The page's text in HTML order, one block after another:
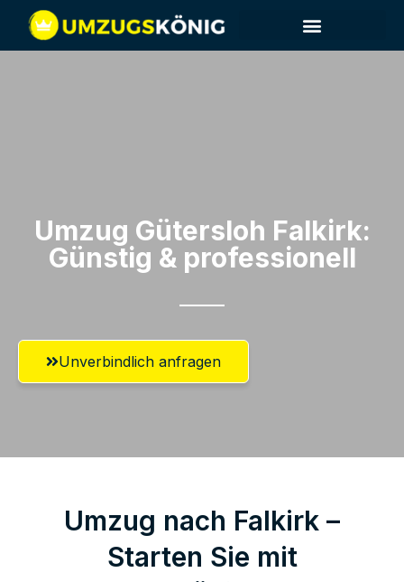
Umzug Gütersloh​ Falkirk:
Günstig & professionell​
Unverbindlich anfragen
Umzug nach Falkirk –
Starten Sie mit